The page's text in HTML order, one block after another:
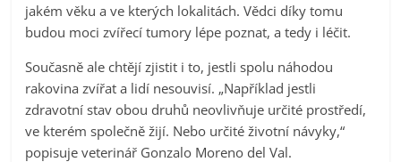
jakém věku a ve kterých lokalitách. Vědci díky tomu
budou moci zvířecí tumory lépe poznat, a tedy i léčit.
Současně ale chtějí zjistit i to, jestli spolu náhodou
rakovina zvířat a lidí nesouvisí. „Například jestli
zdravotní stav obou druhů neovlivňuje určité prostředí,
ve kterém společně žijí. Nebo určité životní návyky,“
popisuje veterinář Gonzalo Moreno del Val.